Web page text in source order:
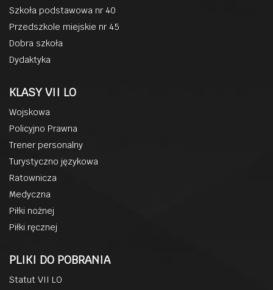
Szkoła podstawowa nr 40
Przedszkole miejskie nr 45
Dobra szkoła
Dydaktyka
KLASY VII LO
Wojskowa
Policyjno Prawna
Trener personalny
Turystyczno językowa
Ratownicza
Medyczna
Piłki nożnej
Piłki ręcznej
PLIKI DO POBRANIA
Statut VII LO